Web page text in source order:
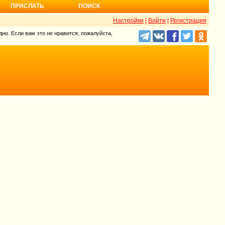
ПРИСЛАТЬ ПОИСК
Настройки Войти Регистрация
Если вам это не нравится, пожалуйста,